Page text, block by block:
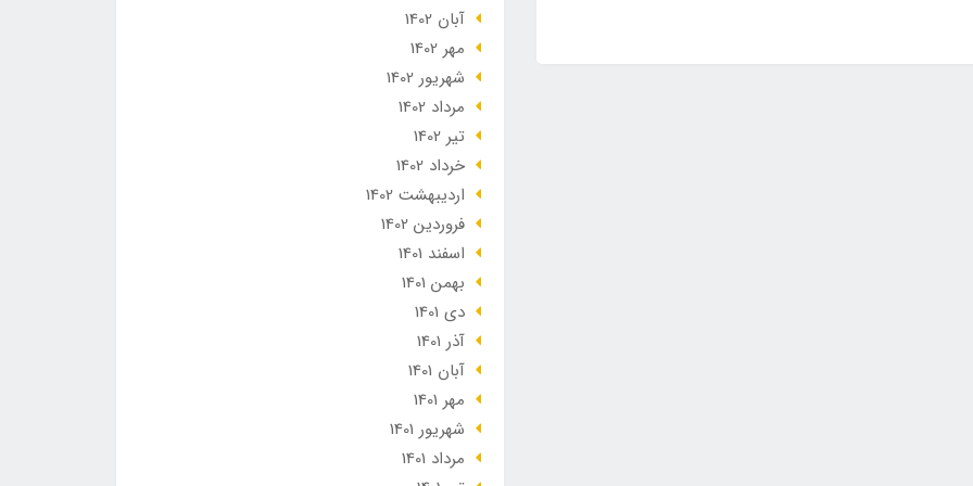
آبان 1402
مهر 1402
شهریور 1402
مرداد 1402
تير 1402
خرداد 1402
ارديبهشت 1402
فروردین 1402
اسفند 1401
بهمن 1401
دی 1401
آذر 1401
آبان 1401
مهر 1401
شهریور 1401
مرداد 1401